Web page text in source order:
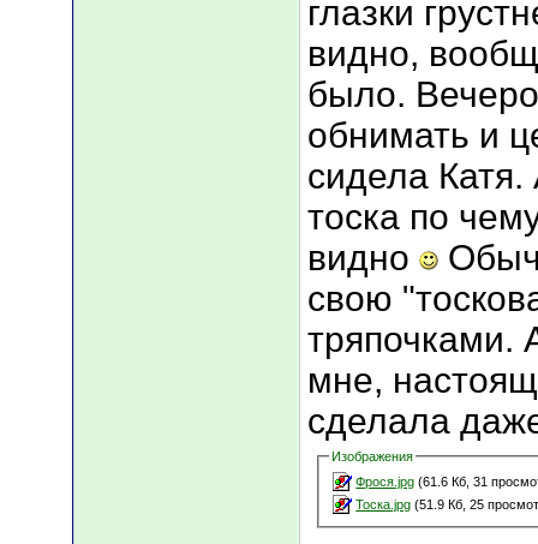
глазки
видно,
было.
обнимать и
сидела
тоска по
видно
свою
тряпочками.
мне,
сделала
Изображения
Фрося.jpg (61.6 Кб, 31
Тоска.jpg (51.9 Кб, 25